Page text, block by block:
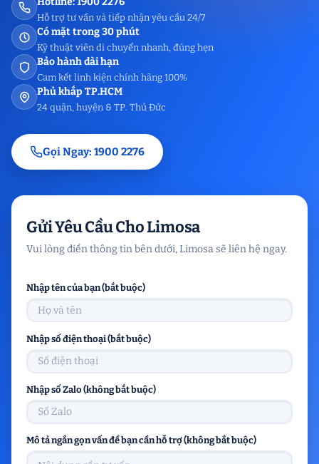
Hỗ trợ tư vấn và tiếp nhận yêu cầu 24/7
Có mặt trong 30 phút
Kỹ thuật viên di chuyển nhanh, đúng hẹn
Bảo hành dài hạn
Cam kết linh kiện chính hãng 100%
Phủ khắp TP.HCM
24 quận, huyện & TP. Thủ Đức
Gọi Ngay: 1900 2276
Gửi Yêu Cầu Cho Limosa
Vui lòng điền thông tin bên dưới, Limosa sẽ liên hệ ngay.
Nhập tên của bạn (bắt buộc)
Nhập số điện thoại (bắt buộc)
Nhập số Zalo (không bắt buộc)
Mô tả ngắn gọn vấn đề bạn cần hỗ trợ (không bắt buộc)